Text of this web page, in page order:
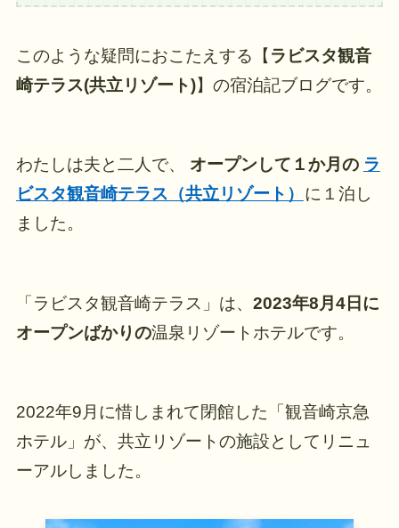
このような疑問におこたえする【 ラビスタ観音
崎テラス(共立リゾート)】の宿泊記ブログです。
わたしは夫と二人で、 オープンして１か月の ラ
ビスタ観音崎テラス（共立リゾート） に１泊し
ました。
「ラビスタ観音崎テラス」は、 2023年8月4日に
オープンばかりの温泉リゾートホテルです。
2022年9月に惜しまれて閉館した「観音崎京急
ホテル」が、共立リゾートの施設としてリニュ
ーアルしました。